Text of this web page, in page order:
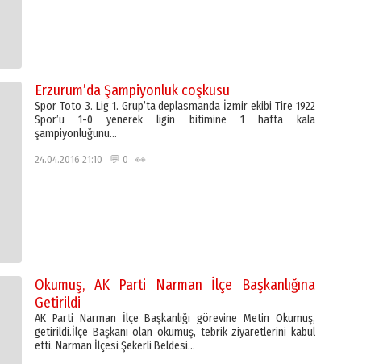
Erzurum’da Şampiyonluk coşkusu
Spor Toto 3. Lig 1. Grup’ta deplasmanda İzmir ekibi Tire 1922
Spor’u 1-0 yenerek ligin bitimine 1 hafta kala
şampiyonluğunu…
24.04.2016 21:10 💬 0 👀
Okumuş, AK Parti Narman İlçe Başkanlığına
Getirildi
AK Parti Narman İlçe Başkanlığı görevine Metin Okumuş,
getirildi.İlçe Başkanı olan okumuş, tebrik ziyaretlerini kabul
etti. Narman İlçesi Şekerli Beldesi…